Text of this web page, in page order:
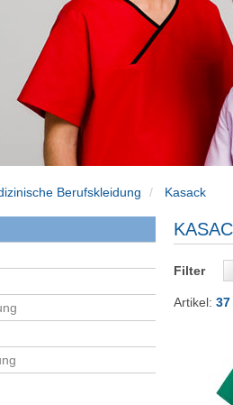
Berufskleidung Kasack
Filter
Artikel: